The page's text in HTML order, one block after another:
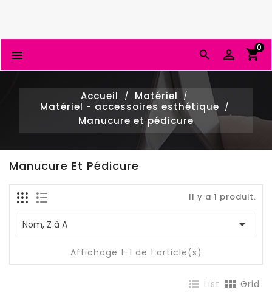

0

Accueil
Matériel
Matériel - accessoires esthétique
Manucure et pédicure
Manucure Et Pédicure
Il y a 1 produit.
Nom, Z à A 
Affichage 1-1 de 1 article(s)
 Grid
 List